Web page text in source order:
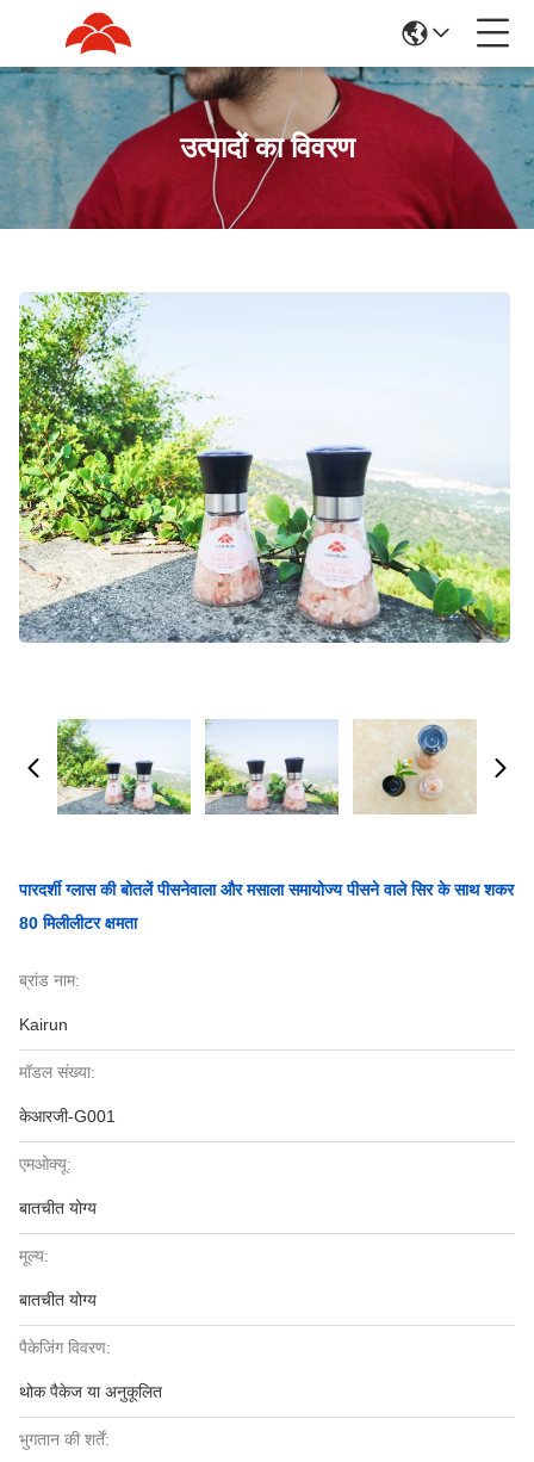
उत्पादों का विवरण
पारदर्शी ग्लास की बोतलें पीसनेवाला और मसाला समायोज्य पीसने वाले सिर के साथ शकर
80 मिलीलीटर क्षमता
ब्रांड नाम:
Kairun
मॉडल संख्या:
केआरजी-G001
एमओक्यू:
बातचीत योग्य
मूल्य:
बातचीत योग्य
पैकेजिंग विवरण:
थोक पैकेज या अनुकूलित
भुगतान की शर्तें: